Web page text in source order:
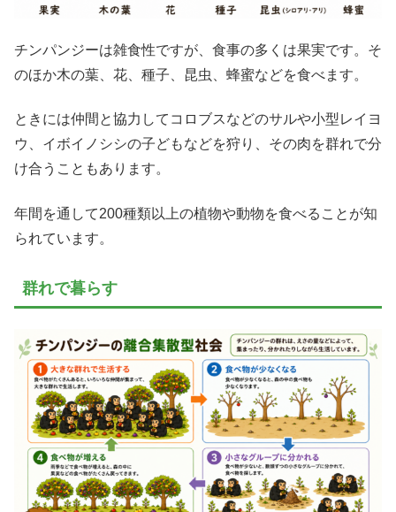
チンパンジーは雑食性ですが、食事の多くは果実です。そ
のほか木の葉、花、種子、昆虫、蜂蜜などを食べます。
ときには仲間と協力してコロブスなどのサルや小型レイヨ
ウ、イボイノシシの子どもなどを狩り、その肉を群れで分
け合うこともあります。
年間を通して200種類以上の植物や動物を食べることが知
られています。
群れで暮らす